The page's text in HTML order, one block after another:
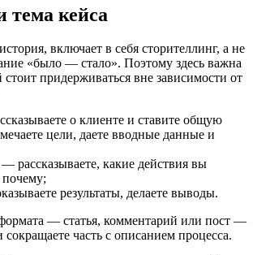
тема кейса
включает в себя сторителлинг, а не
«было — стало». Поэтому здесь важна
стоит придерживаться вне зависимости от
о клиенте и ставите общую
цели, даете вводные данные и
рассказываете, какие действия вы
результаты, делаете выводы.
— статья, комментарий или пост —
часть с описанием процесса.